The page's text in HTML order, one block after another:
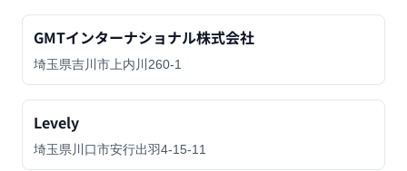
GMTインターナショナル株式会社
埼玉県吉川市上内川260-1
Levely
埼玉県川口市安行出羽4-15-11